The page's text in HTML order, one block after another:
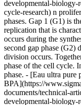
developmental-biology-
cycle-research) n
phases. Gap 1 (G1) is
replication that is
occurs during the
second gap phase (G2)
division occurs.
phase of the cell cycle.
phase. - [Eau ultra pure
BPA](https://
documents/technical-
developmental-biology-